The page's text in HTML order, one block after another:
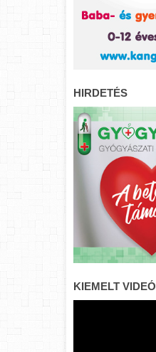
HIRDETÉS
KIEMELT VIDEÓ